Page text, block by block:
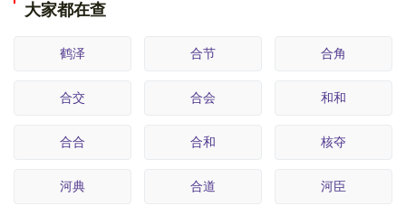
大家都在查
鹤泽 合节 合角
合交 合会 和和
合合 合和 核夺
河典 合道 河臣